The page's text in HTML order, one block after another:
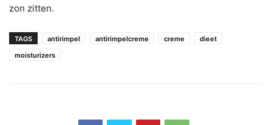
zon zitten.
TAGS antirimpel antirimpelcreme creme
dieet
moisturizers